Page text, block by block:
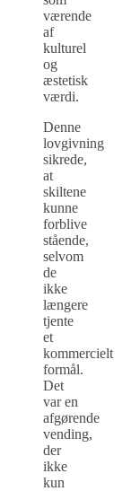
værende
af
kulturel
og
æstetisk
værdi.
Denne
lovgivning
sikrede,
at
skiltene
kunne
forblive
stående,
selvom
de
ikke
længere
tjente
et
kommercielt
formål.
Det
var en
afgørende
vending,
der
ikke
kun